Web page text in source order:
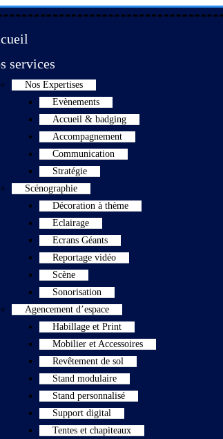
services
Nos Expertises
Evènements
Accueil & badging
Accompagnement
Communication
Stratégie
Scénographie
Décoration à thème
Eclairage
Ecrans Géants
Reportage vidéo
Scène
Sonorisation
Agencement d’espace
Habillage et Print
Mobilier et Accessoires
Revêtement de sol
Stand modulaire
Stand personnalisé
Support digital
Tentes et chapiteaux